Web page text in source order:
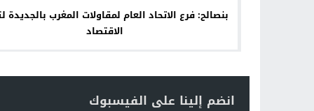
بنصالح: فرع الاتحاد العام لمقاولات المغرب بالجديدة
الاقتصاد
انضم إلينا على الفيسبوك